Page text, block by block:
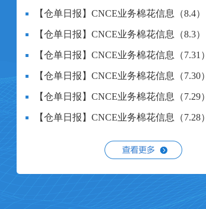
【仓单日报】CNCE业务棉花信息（8.4）
【仓单日报】CNCE业务棉花信息（8.3）
【仓单日报】CNCE业务棉花信息（7.31）
【仓单日报】CNCE业务棉花信息（7.30）
【仓单日报】CNCE业务棉花信息（7.29）
【仓单日报】CNCE业务棉花信息（7.28）
出疆棉公路运输价格指数(2026.08.06)